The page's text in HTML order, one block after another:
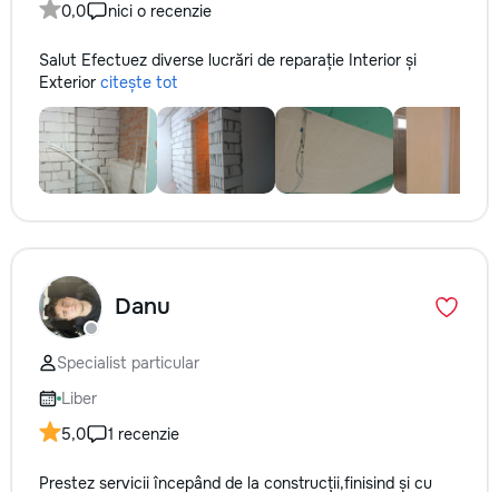
0,0
nici o recenzie
Salut Efectuez diverse lucrări de reparație Interior și
Exterior citește tot
Danu
Specialist particular
Liber
5,0
1 recenzie
Prestez servicii începând de la construcții,finisind și cu